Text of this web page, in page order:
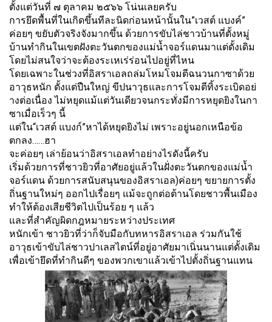
ตั้งแต่วันที่ ๗ ตุลาคม ๒๕๖๖ โน่นเลยครับ
การยึดพื้นที่ในเกิดขึ้นทีละนิดก่อนหน้านั้นใน”เวสต์ แบงค์”
ค่อยๆ ขยับตัวจริงจังมากขึ้น ด้วยการขับไล่ชาวบ้านที่ตั้งหมู่
บ้านทำกินในเขตฝังตะวันตกของแม่น้ำจอร์แดนมาแต่ดั้งเดิม
โดยไม่สนใจว่าจะต้องระเหเร่ร่อนไปอยู่ที่ไหน
โดยเฉพาะในช่วงที่อิสราเอลถล่มโหมโจมตีฉนวนกาซาด้วย
อาวุธหนัก ตั้งแต่ปืนใหญ่ ขีปนาวุธและการโจมตีทิ้งระเบิดอย่
างต่อเนื่อง ไม่หยุดแม้แต่วันเดียวจนกระทั่งมีการหยุดยิงในกา
ซาเมื่อเร็วๆ นี้
แต่ใน“เวสต์ แบงก์”หาได้หยุดยิงไม่ เพราะอยู่นอกเหนือข้อ
ตกลง……ฮา
จะค่อยๆ เล่าย้อนว่าอิสราเอลทำอย่างไรดังนี้ครับ
เริ่มด้วยการที่ชาวยิวที่อาศัยอยู่แล้วในฝั่งตะวันตกของแม่น้ำ
จอร์แดน ด้วยการสนับสนุนของอิสราเอล)ค่อยๆ ขยายการตั้ง
ถิ่นฐานใหม่ๆ ออกไปเรื่อยๆ แม้จะถูกต่อต้านโดยชาวพื้นเมือง
ทำให้ต้องเสียชีวิตไปเป็นร้อย ๆ แล้ว
และที่สำคัญผิดกฎหมายระหว่างประเทศ
หนักเข้า ชาวยิวที่ว่าก็จับมือกับทหารอิสราเอล ร่วมกันใช้
อาวุธเข้าขับไล่ชาวปาเลสไตน์ที่อยู่อาศัยมาเนิ่นนานแต่ดั้งเดิม
เพื่อเข้ายึดที่ทำกินดีๆ ของพวกเขาแล้วเข้าไปตั้งถิ่นฐานแทน